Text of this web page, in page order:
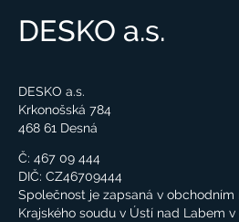
DESKO a.s.
DESKO a.s.
Krkonošská 784
468 61 Desná
Č: 467 09 444
DIČ: CZ46709444
Společnost je zapsaná v obchodním
Krajského soudu v Ústí nad Labem